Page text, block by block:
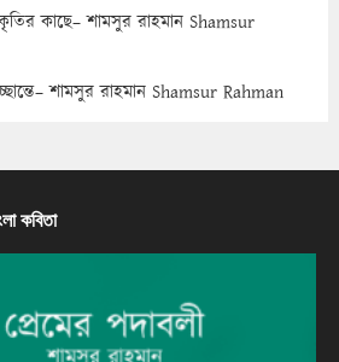
কাছে– শামসুর রাহমান Shamsur
শামসুর রাহমান Shamsur Rahman
কবিতা